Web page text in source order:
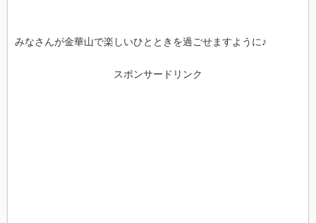
みなさんが金華山で楽しいひとときを過ごせますように♪
スポンサードリンク